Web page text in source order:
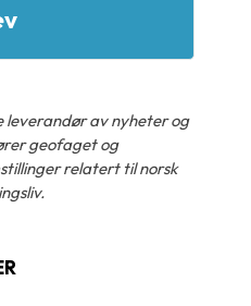
leverandør av nyheter og
geofaget og
relatert til norsk